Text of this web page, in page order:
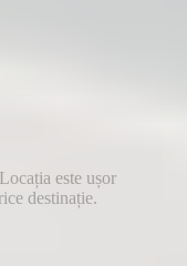
este ușor
destinație.